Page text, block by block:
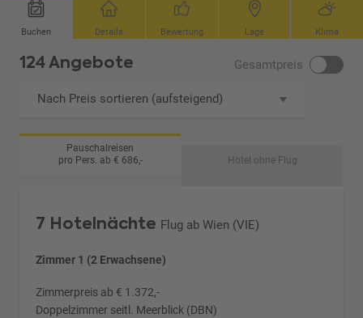
Buchen Details Bewertung Lage Klima
124 Angebote Gesamtpreis
Nach Preis sortieren (aufsteigend)
Pauschalreisen
pro Pers. ab € 686,-
Hotel ohne Flug
7 Hotelnächte Flug ab Wien (VIE)
Zimmer 1 (2 Erwachsene)
Zimmerpreis ab € 1.372,-
Doppelzimmer seitl. Meerblick (DBN)